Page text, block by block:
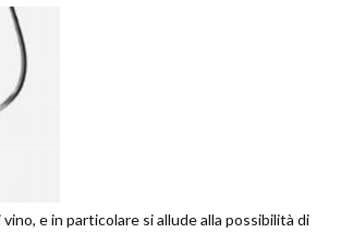
vino, e in particolare si allude alla possibilità di